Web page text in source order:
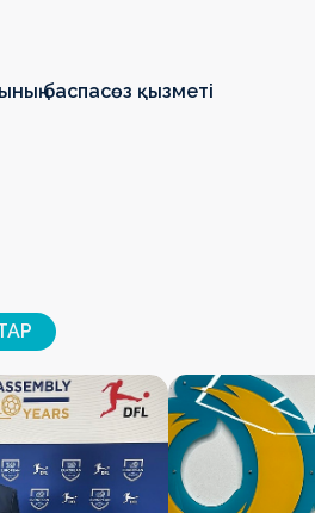
баспасөз қызметі